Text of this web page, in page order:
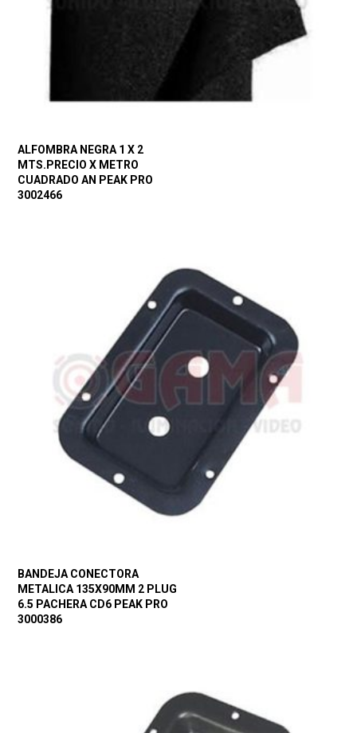
ALFOMBRA NEGRA 1 X 2
MTS.PRECIO X METRO
CUADRADO AN PEAK PRO
3002466
BANDEJA CONECTORA
METALICA 135X90MM 2 PLUG
6.5 PACHERA CD6 PEAK PRO
3000386